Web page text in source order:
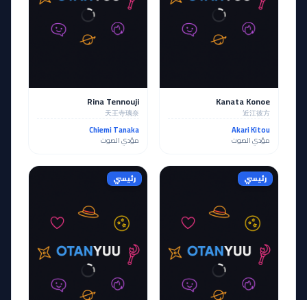
Kanata Konoe
近江彼方
Akari Kitou
مؤدي الصوت
Rina Tennouji
天王寺璃奈
Chiemi Tanaka
مؤدي الصوت
رئيسي رئيسي